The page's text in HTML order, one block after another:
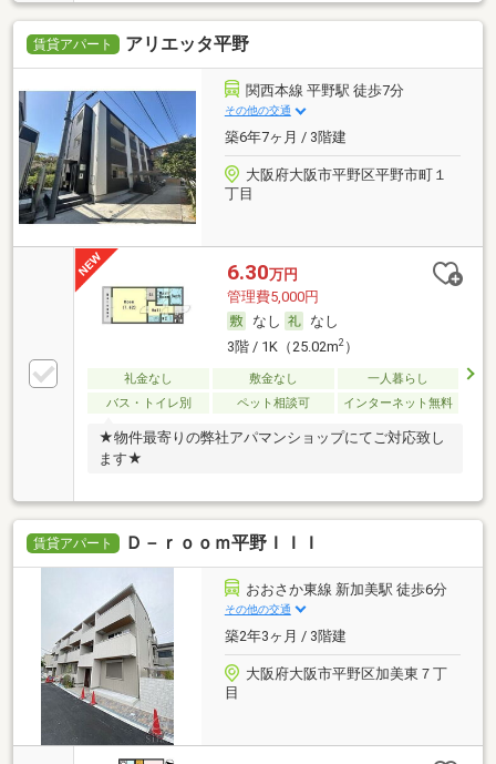
賃貸アパート アリエッタ平野
関西本線 平野駅 徒歩7分
その他の交通
築6年7ヶ月 / 3階建
大阪府大阪市平野区平野市町１
丁目
6.30万円
管理費5,000円
なし
なし
3階 / 1K（25.02m2）
礼金なし 敷金なし
一人暮らし
バス・トイレ別
ペット相談可 インターネット無料
★物件最寄りの弊社アパマンショップにてご対応致し
ます★
賃貸アパート Ｄ－ｒｏｏｍ平野ＩＩＩ
おおさか東線 新加美駅 徒歩6分
その他の交通
築2年3ヶ月 / 3階建
大阪府大阪市平野区加美東７丁
目